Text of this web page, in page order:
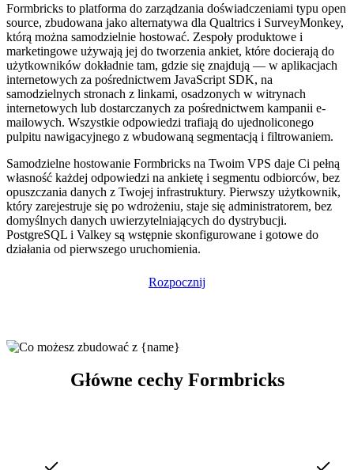
Formbricks to platforma do zarządzania doświadczeniami typu open
source, zbudowana jako alternatywa dla Qualtrics i SurveyMonkey,
którą można samodzielnie hostować. Zespoły produktowe i
marketingowe używają jej do tworzenia ankiet, które docierają do
użytkowników dokładnie tam, gdzie się znajdują — w aplikacjach
internetowych za pośrednictwem JavaScript SDK, na
samodzielnych stronach z linkami, osadzonych w witrynach
internetowych lub dostarczanych za pośrednictwem kampanii e-
mailowych. Wszystkie odpowiedzi trafiają do ujednoliconego
pulpitu nawigacyjnego z wbudowaną segmentacją i filtrowaniem.
Samodzielne hostowanie Formbricks na Twoim VPS daje Ci pełną
własność każdej odpowiedzi na ankietę i segmentu odbiorców, bez
opuszczania danych z Twojej infrastruktury. Pierwszy użytkownik,
który zarejestruje się po wdrożeniu, staje się administratorem, bez
domyślnych danych uwierzytelniających do dystrybucji.
PostgreSQL i Valkey są wstępnie skonfigurowane i gotowe do
działania od pierwszego uruchomienia.
Rozpocznij
Główne cechy Formbricks